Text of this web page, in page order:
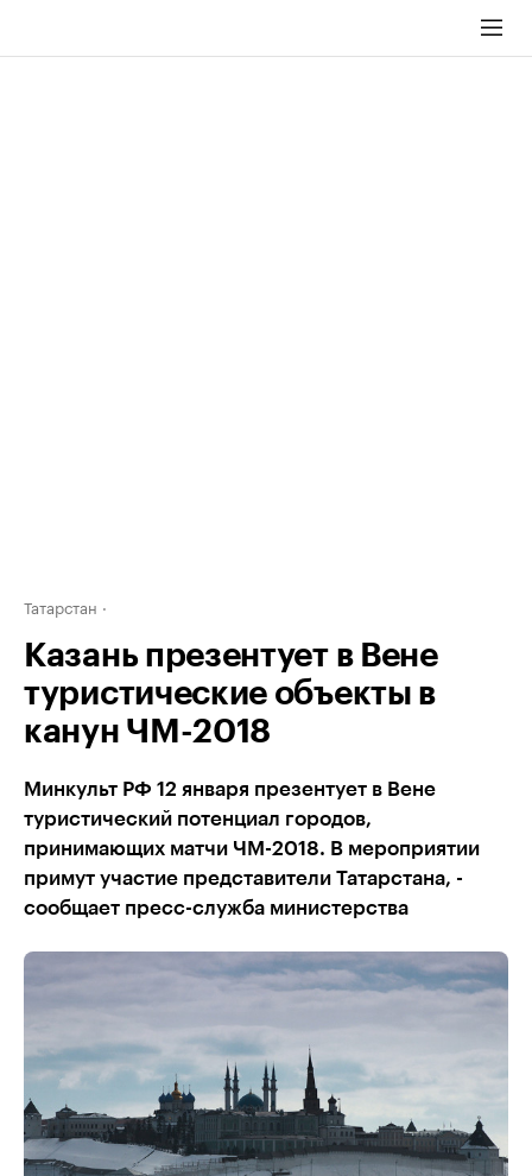
Татарстан
Казань презентует в Вене
туристические объекты в
канун ЧМ-2018
Минкульт РФ 12 января презентует в Вене
туристический потенциал городов,
принимающих матчи ЧМ-2018. В мероприятии
примут участие представители Татарстана, -
сообщает пресс-служба министерства